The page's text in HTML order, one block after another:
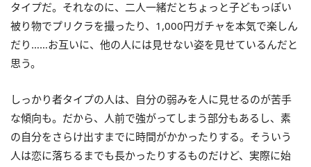
タイプだ。それなのに、二人一緒だとちょっと子どもっぽい
被り物でプリクラを撮ったり、1,000円ガチャを本気で楽しん
だり……お互いに、他の人には見せない姿を見せているんだと
思う。
しっかり者タイプの人は、自分の弱みを人に見せるのが苦手
な傾向も。だから、人前で強がってしまう部分もあるし、素
の自分をさらけ出すまでに時間がかかったりする。そういう
人は恋に落ちるまでも長かったりするものだけど、実際に始